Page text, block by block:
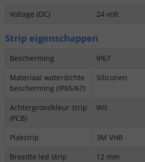
Voltage (DC)
24 volt
Strip eigenschappen
Bescherming
IP67
Materiaal waterdichte
bescherming (IP65/67)
Siliconen
Achtergrondkleur strip
(PCB)
Wit
Plakstrip
3M VHB
Breedte led strip
12 mm